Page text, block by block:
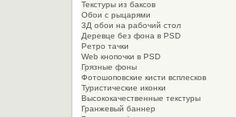
Текстуры из баксов
Обои с рыцарями
3Д обои на рабочий стол
Деревце без фона в PSD
Ретро тачки
Web кнопочки в PSD
Грязные фоны
Фотошоповские кисти всплесков
Туристические иконки
Высококачественные текстуры
Гранжевый баннер